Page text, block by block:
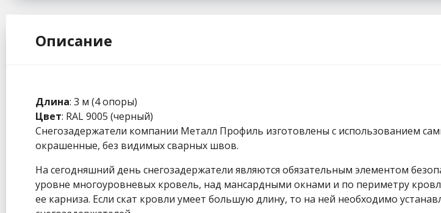
Описание
Длина: 3 м (4 опоры)
Цвет: RAL 9005 (черный)
Снегозадержатели компании Металл Профиль изготовлены с использованием
окрашенные, без видимых сварных швов.
На сегодняшний день снегозадержатели являются обязательным элементом
уровне многоуровневых кровель, над мансардными окнами и по периметру
ее карниза. Если скат кровли умеет большую длину, то на ней необходимо